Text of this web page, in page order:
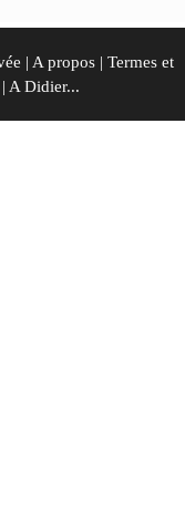
| A propos | Termes et
| A Didier...